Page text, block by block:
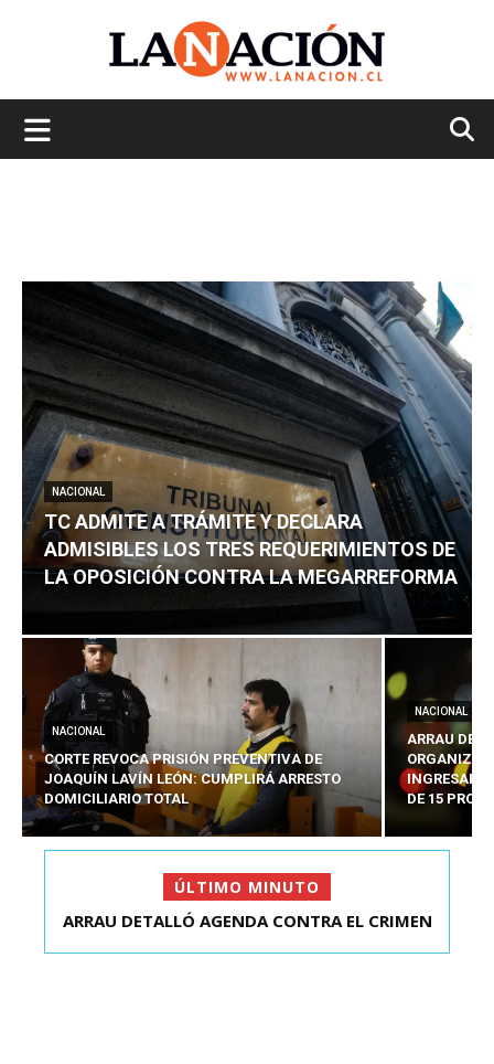
NACIONAL
TC ADMITE A TRÁMITE Y DECLARA
ADMISIBLES LOS TRES REQUERIMIENTOS DE
LA OPOSICIÓN CONTRA LA MEGARREFORMA
NACIONAL
CORTE REVOCA PRISIÓN PREVENTIVA DE
JOAQUÍN LAVÍN LEÓN: CUMPLIRÁ ARRESTO
DOMICILIARIO TOTAL
NACIONAL
ARRAU
INGRESARÁ
DE 15
ÚLTIMO MINUTO
TC ADMITE A TRÁMITE Y DECLARA ADMISIBLES
ARRAU DETALLÓ AGENDA CONTRA EL CRIMEN